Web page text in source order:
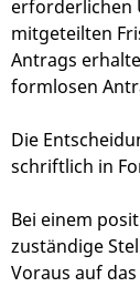
erforderlichen
mitgeteilten
Antrags
formlosen
Die
schriftlich in
Bei einem
zuständige
Voraus auf